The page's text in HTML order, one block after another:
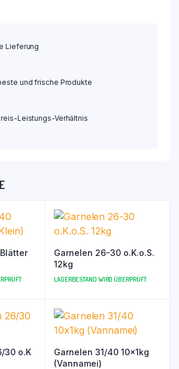
Lieferung
und frische Produkte
Leistungs-Verhältnis
Garnelen 26-30 o.K.o.S.
12kg
LAGERBESTAND WIRD ÜBERPRÜFT
30 o.K
Garnelen 31/40 10x1kg
(Vannamei)